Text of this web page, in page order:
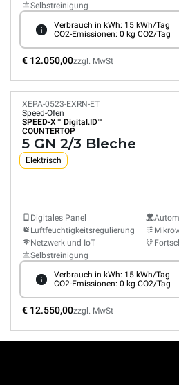
Selbstreinigung
Verbrauch in kWh: 15 kWh/Tag
CO2-Emissionen: 0 kg CO2/Tag
€ 12.050,00zzgl. MwSt
XEPA-0523-EXRN-ET
Speed-Ofen
SPEED-X™ Digital.ID™
COUNTERTOP
5 GN 2/3 Bleche
Elektrisch
Digitales Panel
Luftfeuchtigkeitsregulierung
Netzwerk und IoT
Selbstreinigung
Verbrauch in kWh: 15 kWh/Tag
CO2-Emissionen: 0 kg CO2/Tag
€ 12.550,00zzgl. MwSt